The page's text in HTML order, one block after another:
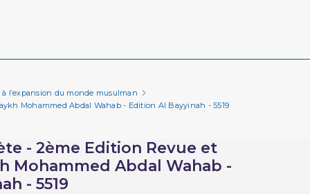
à l’expansion du monde musulman
Mohammed Abdal Wahab - Edition Al Bayyinah - 5519
- 2ème Edition Revue et
Mohammed Abdal Wahab -
- 5519